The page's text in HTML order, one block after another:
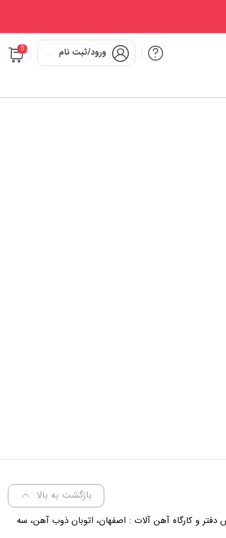
ورود/ثبت نام 0
بازگشت به بالا
شما هستیم. | آدرس دفتر و کارگاه آهن آلات : اصفهان، اتوبان ذوب آهن، سه